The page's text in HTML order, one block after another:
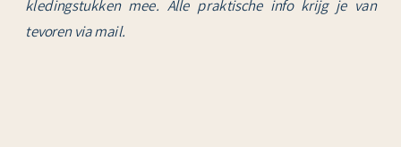
kledingstukken mee. Alle praktische info krijg je van
tevoren via mail.